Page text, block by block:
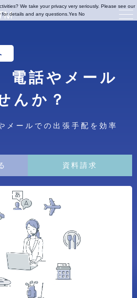
電話やメール
んか？
メールでの出張手配を効率
資料請求
We take your privacy very seriously. Please see our
for details and any questions. Yes No